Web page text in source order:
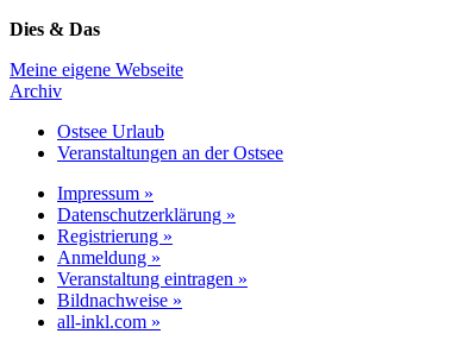
Dies & Das
Meine eigene Webseite
Archiv
Ostsee Urlaub
Veranstaltungen an der Ostsee
Impressum »
Datenschutzerklärung »
Registrierung »
Anmeldung »
Veranstaltung eintragen »
Bildnachweise »
all-inkl.com »